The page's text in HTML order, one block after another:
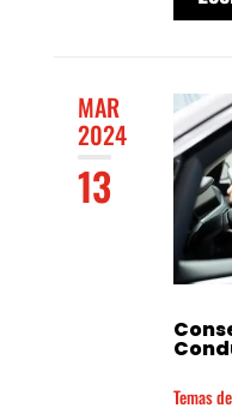
MAR
2024
13
Temas